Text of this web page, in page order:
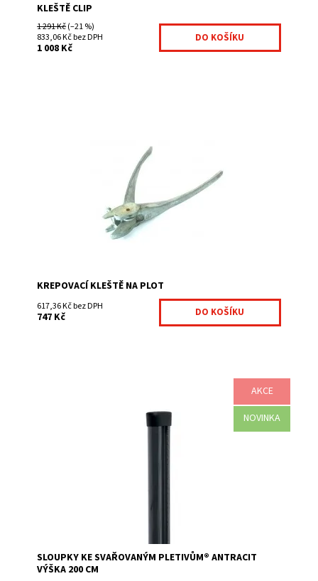
KLEŠTĚ CLIP
1 291 Kč(–21 %)
833,06 Kč bez DPH
1 008 Kč
pletiv: montážní příslušenství jednoduchá manipulace
nutné pro vypnutí svařovaných pletiv
Na centrálním skladě
7009666-175
Fence consulting
KREPOVACÍ KLEŠTĚ NA PLOT
617,36 Kč bez DPH
747 Kč
AKCE
NOVINKA
Sloupky ke svařovaným pletivům; antracit jsou vhodné
zejména pro montáž svařovaných pletiv a čtyřhranných
pletiv. Kruhové svařované sloupky s...
Na centrálním skladě
SLOUPKY KE SVAŘOVANÝM PLETIVŮM® ANTRACIT
VÝŠKA 200 CM